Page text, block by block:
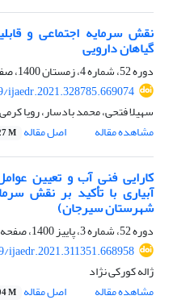
نقش سرمایه اجتماعی و
گیاهان دارویی
دوره 52، شماره 4، زمستان 1400، صفحه
ijaedr.2021.328785.669074
سهیلا فتحی، محمد بادسار، رویا
مشاهده مقاله
اصل مقاله M
کارایی فنی آب و تعیین
آبیاری با تأکید بر نقش
شهرستان سیرجان)
دوره 52، شماره 3، پاییز 1400، صفحه
ijaedr.2021.311351.668958
ژاله کورکی نژاد
مشاهده مقاله
اصل مقاله M